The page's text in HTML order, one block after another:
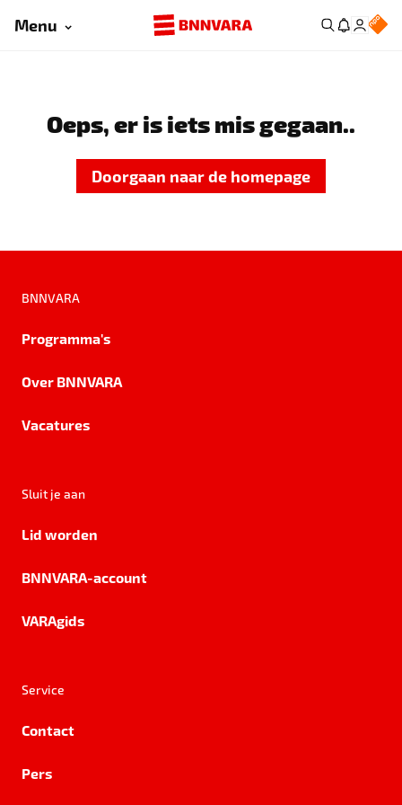
Menu
Oeps, er is iets mis gegaan..
Doorgaan naar de homepage
BNNVARA
Programma's
Over BNNVARA
Vacatures
Sluit je aan
Lid worden
BNNVARA-account
VARAgids
Service
Contact
Pers